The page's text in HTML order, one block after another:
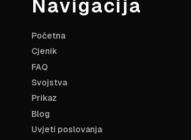
Navigacija
Početna
Cjenik
FAQ
Svojstva
Prikaz
Blog
Uvjeti poslovanja